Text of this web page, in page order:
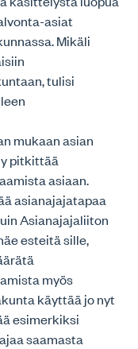
asiat
Mikäli
tulisi
mukaan asian
pitkittää
asiaan.
asianajajatapaa
Asianajajaliiton
esteitä sille,
myös
käyttää jo nyt
esimerkiksi
saamasta